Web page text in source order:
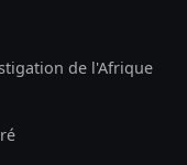
de l'Afrique